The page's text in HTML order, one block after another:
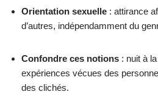
Orientation sexuelle : attirance
d’autres, indépendamment du
Confondre ces notions : nuit à
expériences vécues des
des clichés.